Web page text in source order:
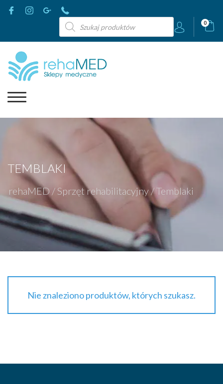
Wyszukiwarka
produktów
0
TEMBLAKI
rehaMED / Sprzęt rehabilitacyjny/Temblaki
Nie znaleziono produktów, których szukasz.